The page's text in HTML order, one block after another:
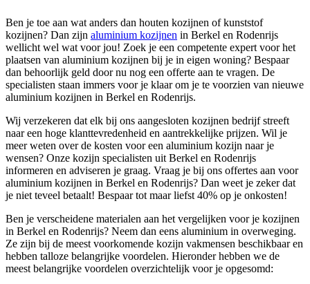
Ben je toe aan wat anders dan houten kozijnen of kunststof
kozijnen? Dan zijn aluminium kozijnen in Berkel en Rodenrijs
wellicht wel wat voor jou! Zoek je een competente expert voor het
plaatsen van aluminium kozijnen bij je in eigen woning? Bespaar
dan behoorlijk geld door nu nog een offerte aan te vragen. De
specialisten staan immers voor je klaar om je te voorzien van nieuwe
aluminium kozijnen in Berkel en Rodenrijs.
Wij verzekeren dat elk bij ons aangesloten kozijnen bedrijf streeft
naar een hoge klanttevredenheid en aantrekkelijke prijzen. Wil je
meer weten over de kosten voor een aluminium kozijn naar je
wensen? Onze kozijn specialisten uit Berkel en Rodenrijs
informeren en adviseren je graag. Vraag je bij ons offertes aan voor
aluminium kozijnen in Berkel en Rodenrijs? Dan weet je zeker dat
je niet teveel betaalt! Bespaar tot maar liefst 40% op je onkosten!
Ben je verscheidene materialen aan het vergelijken voor je kozijnen
in Berkel en Rodenrijs? Neem dan eens aluminium in overweging.
Ze zijn bij de meest voorkomende kozijn vakmensen beschikbaar en
hebben talloze belangrijke voordelen. Hieronder hebben we de
meest belangrijke voordelen overzichtelijk voor je opgesomd: